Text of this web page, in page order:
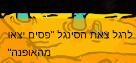
צאת הסינגל "פסים יצאו
מהאופנה"